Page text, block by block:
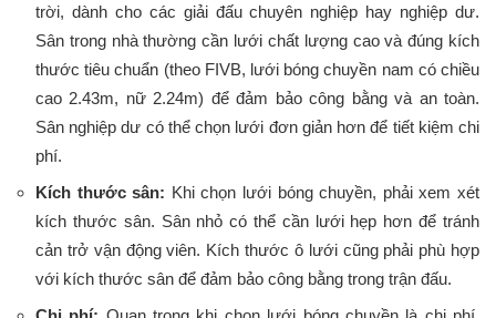
trời, dành cho các giải đấu chuyên nghiệp hay nghiệp dư.
Sân trong nhà thường cần lưới chất lượng cao và đúng kích
thước tiêu chuẩn (theo FIVB, lưới bóng chuyền nam có chiều
cao 2.43m, nữ 2.24m) để đảm bảo công bằng và an toàn.
Sân nghiệp dư có thể chọn lưới đơn giản hơn để tiết kiệm chi
phí.
Kích thước sân: Khi chọn lưới bóng chuyền, phải xem xét
kích thước sân. Sân nhỏ có thể cần lưới hẹp hơn để tránh
cản trở vận động viên. Kích thước ô lưới cũng phải phù hợp
với kích thước sân để đảm bảo công bằng trong trận đấu.